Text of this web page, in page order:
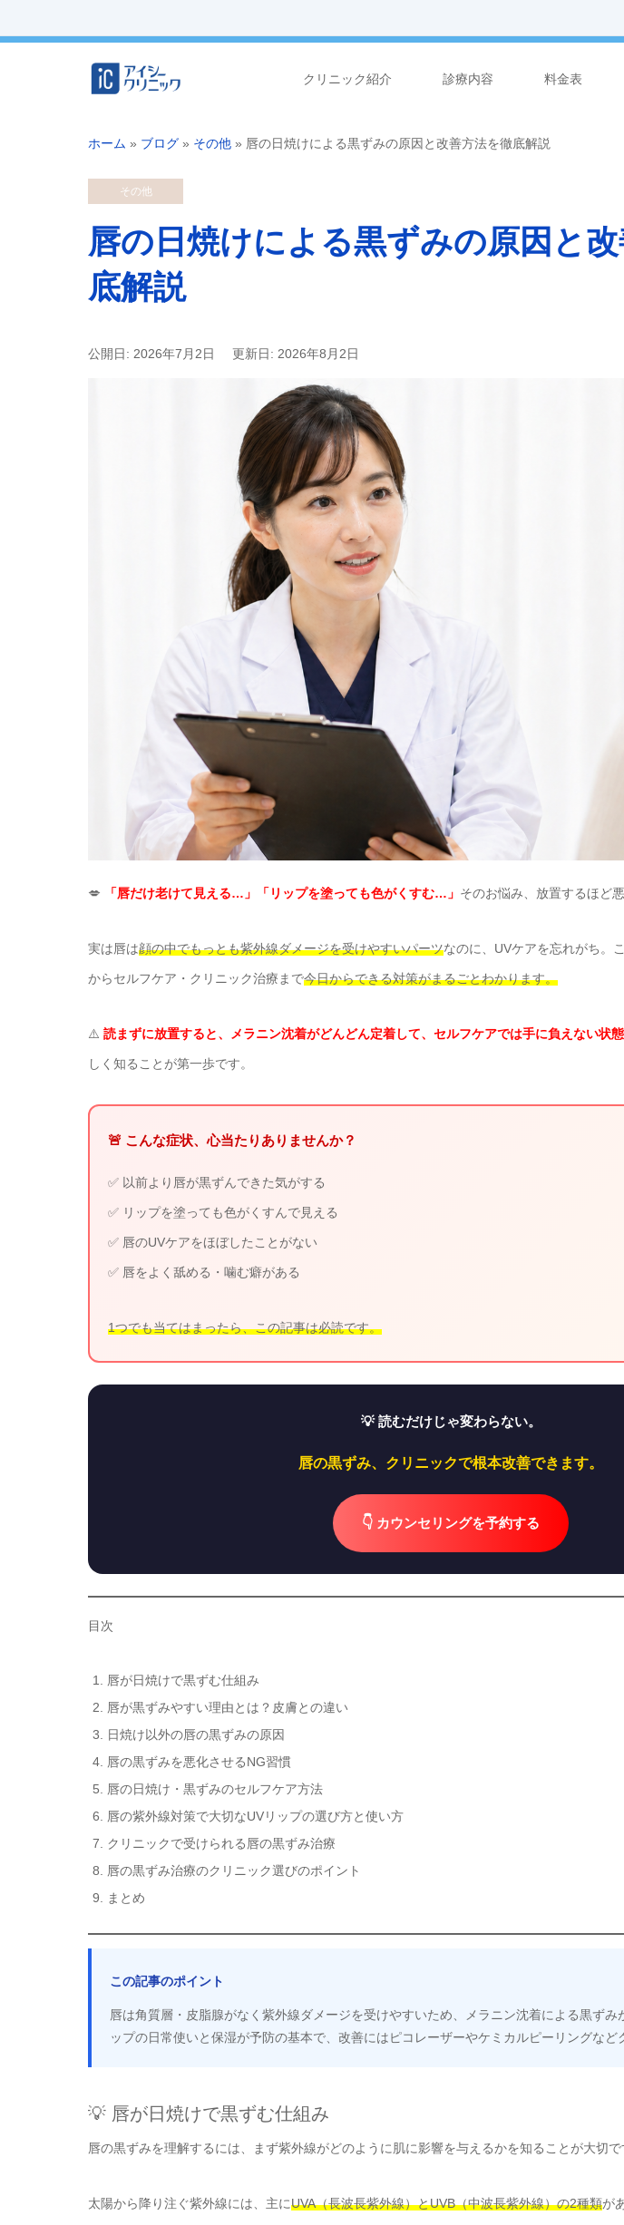
クリニック紹介 診療内容 料金表
ホーム » ブログ » その他 » 唇の日焼けによる黒ずみの原因と改善方法を徹底解説
その他
唇の日焼けによる黒ずみの原因と
底解説
公開日: 2026年7月2日 更新日: 2026年8月2日
💋 「唇だけ老けて見える…」「リップを塗っても色がくすむ…」 そのお悩み、放置するほど悪
実は唇は顔の中でもっとも紫外線ダメージを受けやすいパーツなのに、UVケアを忘れがち。
からセルフケア・クリニック治療まで今日からできる対策がまるごとわかります。
⚠️ 読まずに放置すると、メラニン沈着がどんどん定着して、セルフケアでは手に負えない状態
しく知ることが第一歩です。
🚨 こんな症状、心当たりありませんか？
✅ 以前より唇が黒ずんできた気がする
✅ リップを塗っても色がくすんで見える
✅ 唇のUVケアをほぼしたことがない
✅ 唇をよく舐める・噛む癖がある
1つでも当てはまったら、この記事は必読です。
💡 読むだけじゃ変わらない。
唇の黒ずみ、クリニックで根本改善できます。
👇 カウンセリングを予約する
目次
唇が日焼けで黒ずむ仕組み
唇が黒ずみやすい理由とは？皮膚との違い
日焼け以外の唇の黒ずみの原因
唇の黒ずみを悪化させるNG習慣
唇の日焼け・黒ずみのセルフケア方法
唇の紫外線対策で大切なUVリップの選び方と使い方
クリニックで受けられる唇の黒ずみ治療
唇の黒ずみ治療のクリニック選びのポイント
まとめ
この記事のポイント
唇は角質層・皮脂腺がなく紫外線ダメージを受けやすいため、メラニン沈着による黒ずみ
ップの日常使いと保湿が予防の基本で、改善にはピコレーザーやケミカルピーリングなど
💡 唇が日焼けで黒ずむ仕組み
唇の黒ずみを理解するには、まず紫外線がどのように肌に影響を与えるかを知ることが大切で
太陽から降り注ぐ紫外線には、主にUVA（長波長紫外線）とUVB（中波長紫外線）の2種類が